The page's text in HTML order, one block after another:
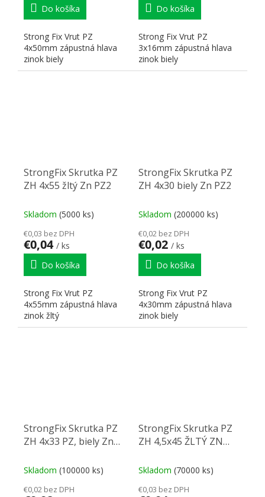
Do košíka
Strong Fix Vrut PZ
4x50mm zápustná hlava
zinok biely
Do košíka
Strong Fix Vrut PZ
3x16mm zápustná hlava
zinok biely
StrongFix Skrutka PZ
ZH 4x55 žltý Zn PZ2
Skladom (5000 ks)
€0,03 bez DPH
€0,04 / ks
Do košíka
Strong Fix Vrut PZ
4x55mm zápustná hlava
zinok žltý
StrongFix Skrutka PZ
ZH 4x30 biely Zn PZ2
Skladom (200000 ks)
€0,02 bez DPH
€0,02 / ks
Do košíka
Strong Fix Vrut PZ
4x30mm zápustná hlava
zinok biely
StrongFix Skrutka PZ
ZH 4x33 PZ, biely Zn
Skladom (100000 ks)
€0,02 bez DPH
StrongFix Skrutka PZ
ZH 4,5x45 ŽLTÝ ZN
Skladom (70000 ks)
€0,03 bez DPH